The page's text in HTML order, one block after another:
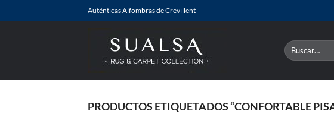
al
Auténticas Alfombras de Crevillent
Buscar
por:
PRODUCTOS ETIQUETADOS “CONFORTABLE